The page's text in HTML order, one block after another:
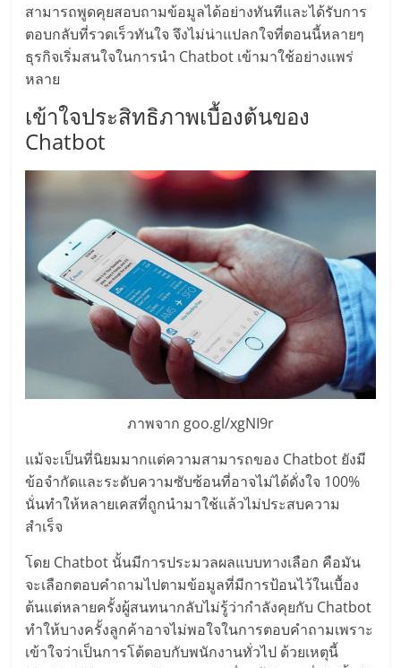
ไชส์,
ที่
ปรึกษา
แฟ
รน
ไชส์,
รวม
แฟ
รน
ไชส์
ขาย
แฟ
รน
สามารถพูดคุยสอบถามข้อมูลได้อย่างทันทีและได้รับการ
ตอบกลับที่รวดเร็วทันใจ จึงไม่น่าแปลกใจที่ตอนนี้หลายๆ
ธุรกิจเริ่มสนใจในการนำ Chatbot เข้ามาใช้อย่างแพร่
หลาย
เข้าใจประสิทธิภาพเบื้องต้นของ
Chatbot
ภาพจาก goo.gl/xgNI9r
แม้จะเป็นที่นิยมมากแต่ความสามารถของ Chatbot ยังมี
ข้อจำกัดและระดับความซับซ้อนที่อาจไม่ได้ดั่งใจ 100%
นั่นทำให้หลายเคสที่ถูกนำมาใช้แล้วไม่ประสบความ
สำเร็จ
โดย Chatbot นั้นมีการประมวลผลแบบทางเลือก คือมัน
จะเลือกตอบคำถามไปตามข้อมูลที่มีการป้อนไว้ในเบื้อง
ต้นแต่หลายครั้งผู้สนทนากลับไม่รู้ว่ากำลังคุยกับ Chatbot
ทำให้บางครั้งลูกค้าอาจไม่พอใจในการตอบคำถามเพราะ
เข้าใจว่าเป็นการโต้ตอบกับพนักงานทั่วไป ด้วยเหตุนี้